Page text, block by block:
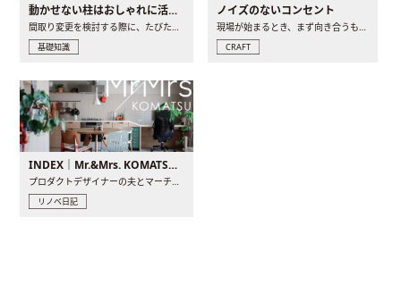
動かせない柱はおしゃれに活用！柱を魅せるリノベーション(リノベ)4選
間取り変更を検討する際に、たびたび皆さんの頭を悩ませる動か..
基礎知識
ノイズのないコンセント
現場が始まるとき、まず向き合うものの一つがコンセントです..
CRAFT
INDEX｜Mr.&Mrs. KOMATSU renovation diary
プロダクトデザイナーの夫とマーチャンダイザーの妻が、夫婦で..
リノベ日記